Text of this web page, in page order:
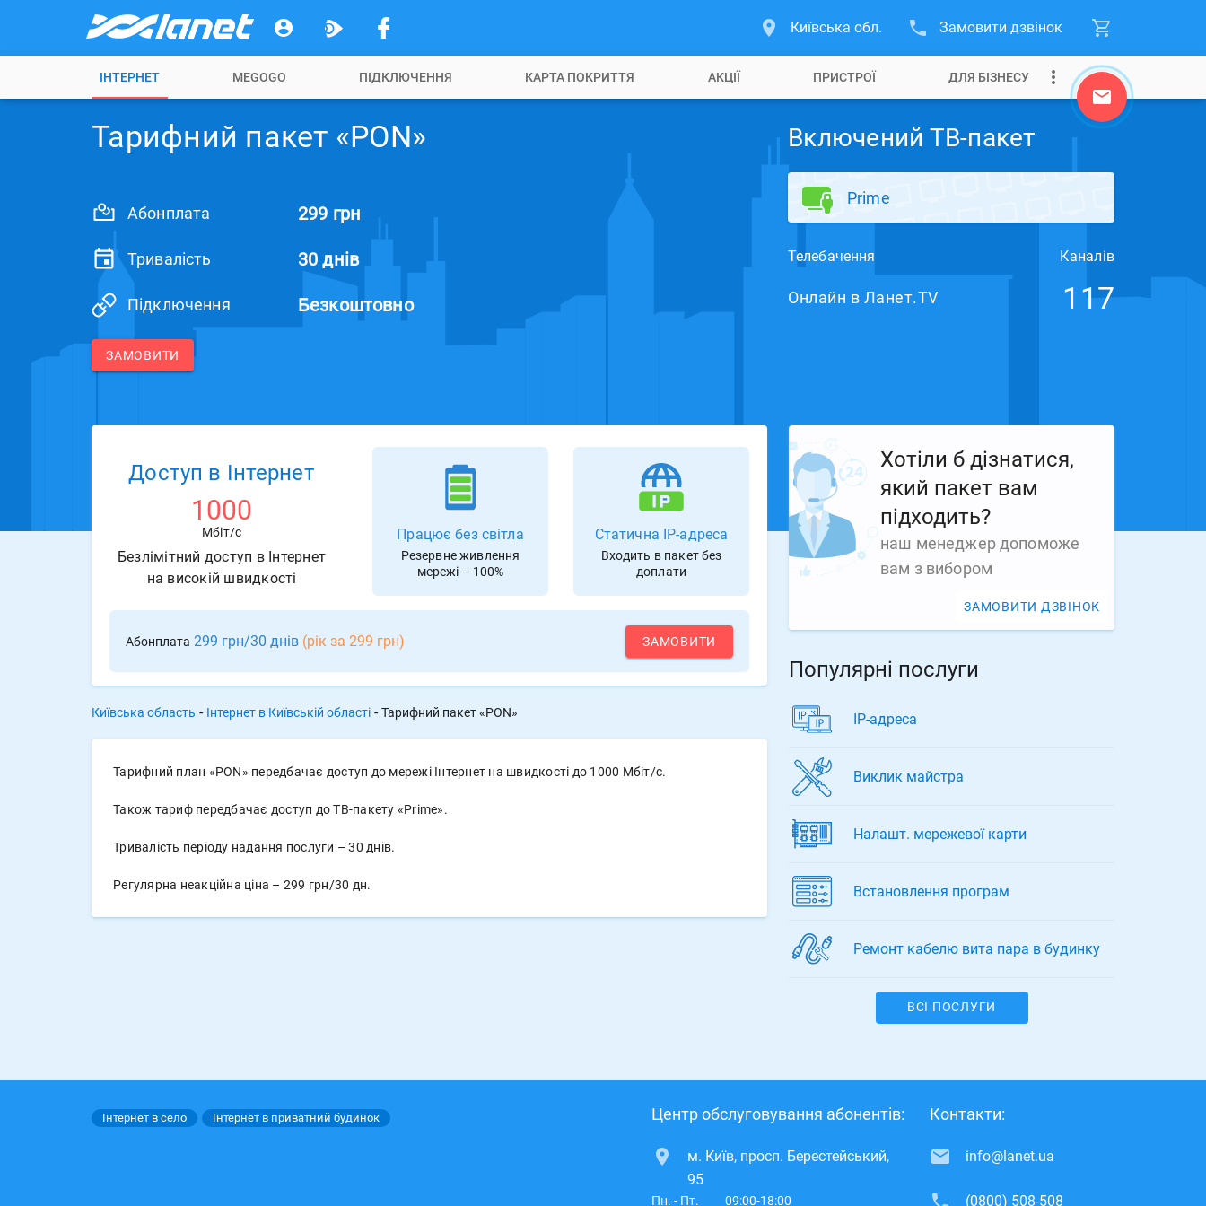
Київська обл. Замовити дзвінок
ІНТЕРНЕТ MEGOGO ПІДКЛЮЧЕННЯ КАРТА ПОКРИТТЯ АКЦІЇ ПРИСТРОЇ ДЛЯ БІЗНЕСУ
Тарифний пакет «PON»
Абонплата 299 грн
Тривалість 30 днів
Підключення Безкоштовно
ЗАМОВИТИ
Включений ТВ-пакет
Prime
Телебачення Каналів
Онлайн в Ланет.TV 117
Доступ в Інтернет
1000
Мбіт/с
Безлімітний доступ в Інтернет
на високій швидкості
Працює без світла
Резервне живлення
мережі – 100%
Статична IP-адреса
Входить в пакет без
доплати
Абонплата 299 грн/30 днів (рік за 299 грн) ЗАМОВИТИ
Київська область - Інтернет в Київській області - Тарифний пакет «PON»
Тарифний план «PON» передбачає доступ до мережі Інтернет на швидкості до 1000 Мбіт/с.
Також тариф передбачає доступ до ТВ-пакету «Prime».
Тривалість періоду надання послуги – 30 днів.
Регулярна неакційна ціна – 299 грн/30 дн.
Хотіли б дізнатися,
який пакет вам
підходить?
наш менеджер допоможе
вам з вибором
ЗАМОВИТИ ДЗВІНОК
Популярні послуги
ІР-адреса
Виклик майстра
Налашт. мережевої карти
Встановлення програм
Ремонт кабелю вита пара в будинку
ВСІ ПОСЛУГИ
Центр обслуговування абонентів:
м. Київ, просп. Берестейський,
95
Пн. - Пт. 09:00-18:00
Контакти:
info@lanet.ua
(0800) 508-508
Інтернет в село Інтернет в приватний будинок